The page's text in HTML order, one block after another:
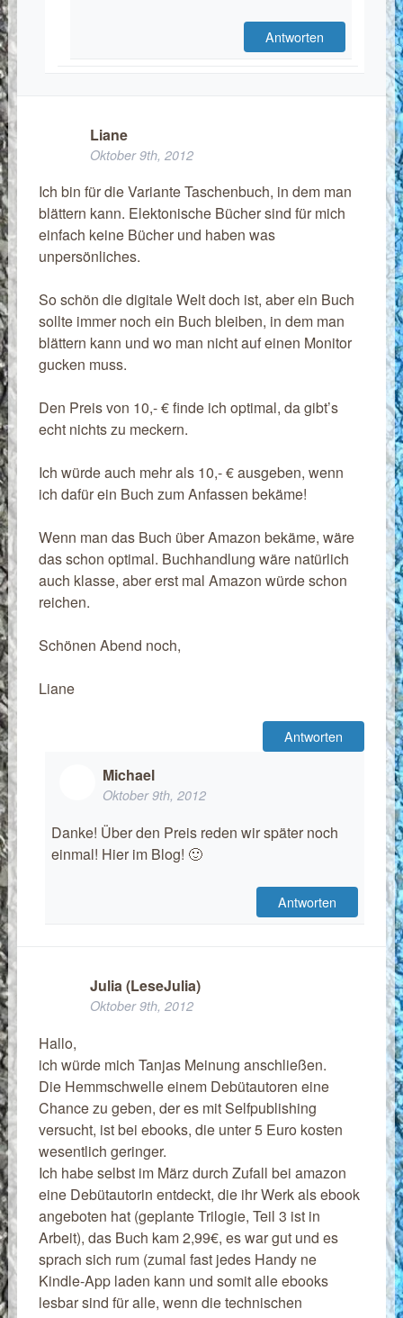
Antworten
Liane
Oktober 9th, 2012
Ich bin für die Variante Taschenbuch, in dem man
blättern kann. Elektonische Bücher sind für mich
einfach keine Bücher und haben was
unpersönliches.
So schön die digitale Welt doch ist, aber ein Buch
sollte immer noch ein Buch bleiben, in dem man
blättern kann und wo man nicht auf einen Monitor
gucken muss.
Den Preis von 10,- € finde ich optimal, da gibt’s
echt nichts zu meckern.
Ich würde auch mehr als 10,- € ausgeben, wenn
ich dafür ein Buch zum Anfassen bekäme!
Wenn man das Buch über Amazon bekäme, wäre
das schon optimal. Buchhandlung wäre natürlich
auch klasse, aber erst mal Amazon würde schon
reichen.
Schönen Abend noch,
Liane
Antworten
Michael
Oktober 9th, 2012
Danke! Über den Preis reden wir später noch
einmal! Hier im Blog! 🙂
Antworten
Julia (LeseJulia)
Oktober 9th, 2012
Hallo,
ich würde mich Tanjas Meinung anschließen.
Die Hemmschwelle einem Debütautoren eine
Chance zu geben, der es mit Selfpublishing
versucht, ist bei ebooks, die unter 5 Euro kosten
wesentlich geringer.
Ich habe selbst im März durch Zufall bei amazon
eine Debütautorin entdeckt, die ihr Werk als ebook
angeboten hat (geplante Trilogie, Teil 3 ist in
Arbeit), das Buch kam 2,99€, es war gut und es
sprach sich rum (zumal fast jedes Handy ne
Kindle-App laden kann und somit alle ebooks
lesbar sind für alle, wenn die technischen